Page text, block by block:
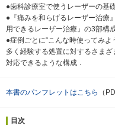
●歯科診療室で使うレーザーの基
●『痛みを和らげるレーザー治療
用できるレーザー治療』の3部構
●症例ごとに“こんな時使ってみよ
多く経験する処置に対するさま
対応できるような構成．
本書のパンフレットはこちら （
目次